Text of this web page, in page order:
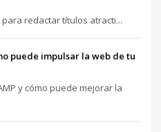
redactar títulos atracti...
puede impulsar la web de tu
y cómo puede mejorar la